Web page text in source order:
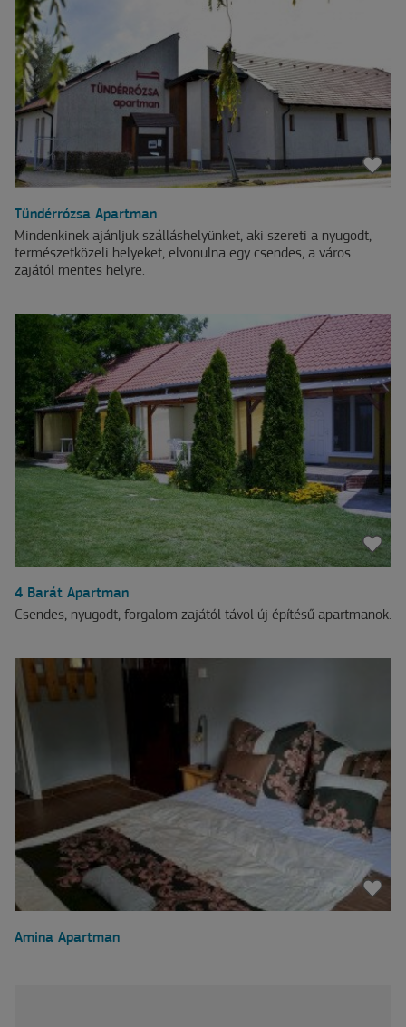
Tündérrózsa Apartman
Mindenkinek ajánljuk szálláshelyünket, aki szereti a nyugodt,
természetközeli helyeket, elvonulna egy csendes, a város
zajától mentes helyre.
4 Barát Apartman
Csendes, nyugodt, forgalom zajától távol új építésű apartmanok.
Amina Apartman